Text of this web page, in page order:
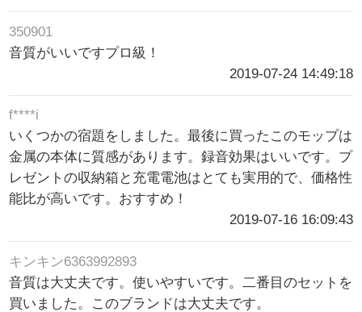
350901
音質がいいですプロ級！
2019-07-24 14:49:18
f****i
いくつかの宿題をしました。最後に買ったこのモップは
金属の本体に質感があります。録音効果はいいです。プ
レゼントの収納箱と充電電池はとても実用的で、価格性
能比が高いです。おすすめ！
2019-07-16 16:09:43
キンキン6363992893
音質は大丈夫です。使いやすいです。二番目のセットを
買いました。このブランドは大丈夫です。